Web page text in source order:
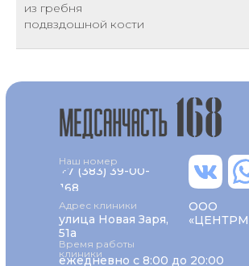
из гребня
подвздошной кости
+7 (383) 39-00-
168
Наш номер
ежедневно с 8:00 до 20:00
Время работы
клиники
Адрес клиники
улица Новая Заря,
51а
ООО